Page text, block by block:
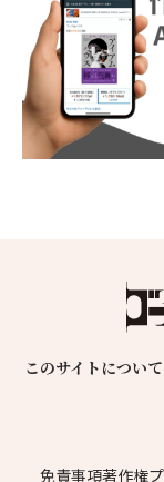
このサイトについて
免責事項著作権